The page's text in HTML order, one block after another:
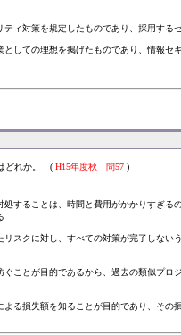
ティ対策を規定したものであり、採用する
としての理想を掲げたものであり、情報セ
どれか。 ( H15年度秋 問57 )
処することは、時間と費用がかかりすぎる
リスクに対し、すべての対策が完了しな
ぐことが目的であるから、過去の類似プ
よる損失額を知ることが目的であり、その